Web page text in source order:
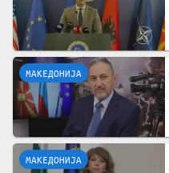
МАКЕДОНИЈА
МАКЕДОНИЈА